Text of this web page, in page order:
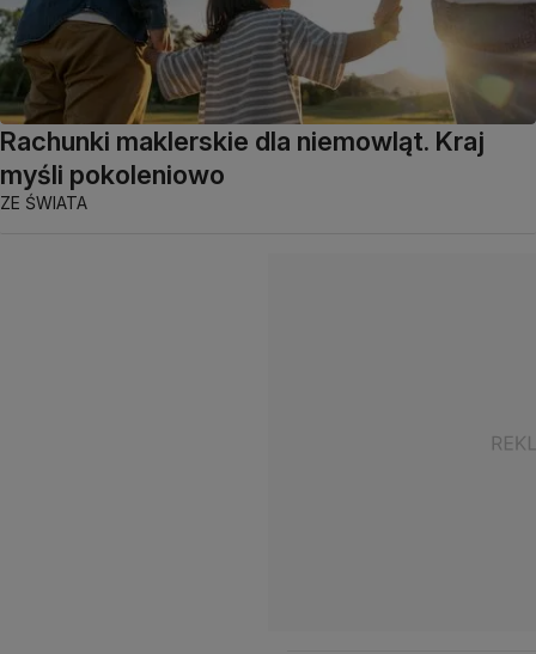
Rachunki maklerskie dla niemowląt. Kraj
myśli pokoleniowo
ZE ŚWIATA